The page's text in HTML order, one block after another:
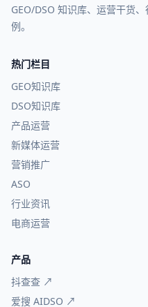
GEO/DSO 知识库、运营干货
例。
热门栏目
GEO知识库
DSO知识库
产品运营
新媒体运营
营销推广
ASO
行业资讯
电商运营
产品
抖查查 ↗
爱搜 AIDSO ↗